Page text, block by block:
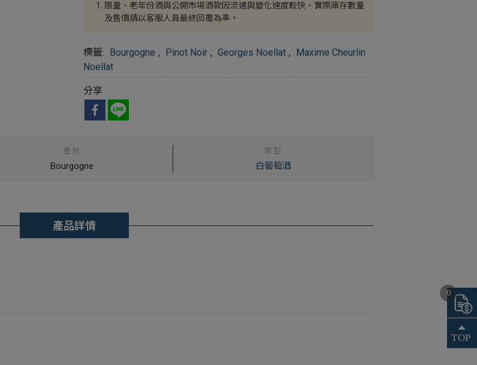
產地
Bourgogne
類型
白葡萄酒
限量、老年份酒與公開市場酒款因流通與變化速度較快，實際庫存數量
及售價請以客服人員最終回覆為準。
標籤: Bourgogne , Pinot Noir , Georges Noellat , Maxime Cheurlin
Noellat
分享
產品詳情
0